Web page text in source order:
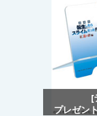
[
プレゼン